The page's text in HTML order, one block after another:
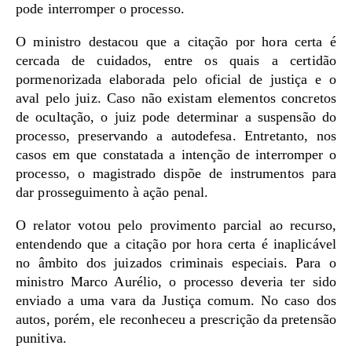
pode interromper o processo.
O ministro destacou que a citação por hora certa é
cercada de cuidados, entre os quais a certidão
pormenorizada elaborada pelo oficial de justiça e o
aval pelo juiz. Caso não existam elementos concretos
de ocultação, o juiz pode determinar a suspensão do
processo, preservando a autodefesa. Entretanto, nos
casos em que constatada a intenção de interromper o
processo, o magistrado dispõe de instrumentos para
dar prosseguimento à ação penal.
O relator votou pelo provimento parcial ao recurso,
entendendo que a citação por hora certa é inaplicável
no âmbito dos juizados criminais especiais. Para o
ministro Marco Aurélio, o processo deveria ter sido
enviado a uma vara da Justiça comum. No caso dos
autos, porém, ele reconheceu a prescrição da pretensão
punitiva.